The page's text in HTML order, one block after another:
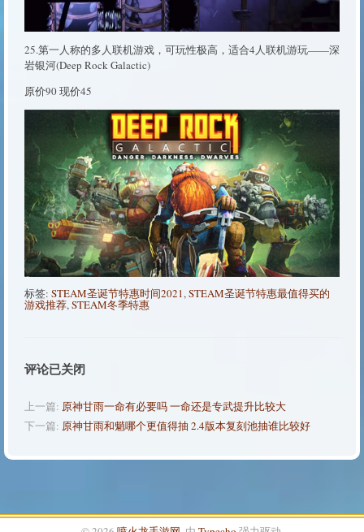
25.第一人称的多人联机游戏，可玩性极高，适合4人联机游玩——深
岩银河(Deep Rock Galactic)
原价90 现价45
标签: STEAM圣诞节特惠时间2021,STEAM圣诞节特惠最值得买的
游戏推荐,STEAM冬季特惠
评论已关闭
上一篇: 原神甘雨一命有必要吗 一命还是专武提升比较大
下一篇: 原神甘雨和魈哪个更值得抽 2.4版本复刻池抽谁比较好